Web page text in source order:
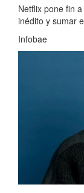
Netflix pone fin
inédito y sumar
Infobae